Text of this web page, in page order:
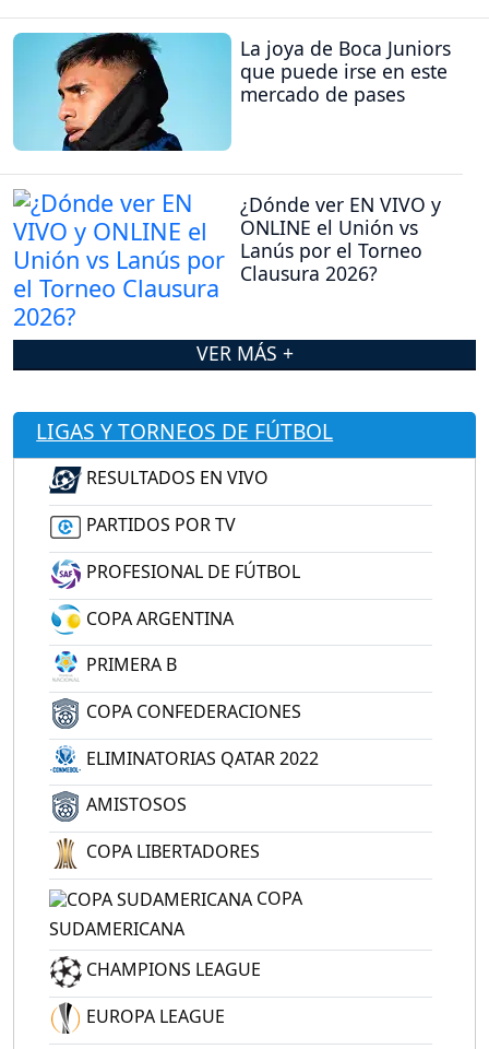
La joya de Boca Juniors
que puede irse en este
mercado de pases
¿Dónde ver EN VIVO y
ONLINE el Unión vs
Lanús por el Torneo
Clausura 2026?
VER MÁS +
LIGAS Y TORNEOS DE FÚTBOL
RESULTADOS EN VIVO
PARTIDOS POR TV
PROFESIONAL DE FÚTBOL
COPA ARGENTINA
PRIMERA B
COPA CONFEDERACIONES
ELIMINATORIAS QATAR 2022
AMISTOSOS
COPA LIBERTADORES
COPA
SUDAMERICANA
CHAMPIONS LEAGUE
EUROPA LEAGUE